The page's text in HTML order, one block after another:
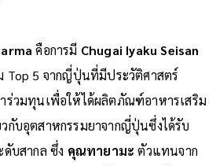
คือการมี Chugai Iyaku Seisan
Top 5 จากญี่ปุ่นที่มีประวัติศาสตร์
ร่วมทุนเพื่อให้ได้ผลิตภัณฑ์อาหารเสริม
กับอุตสาหกรรมยาจากญี่ปุ่นซึ่งได้รับ
ดับสากล ซึ่ง คุณทายามะ ตัวแทนจาก